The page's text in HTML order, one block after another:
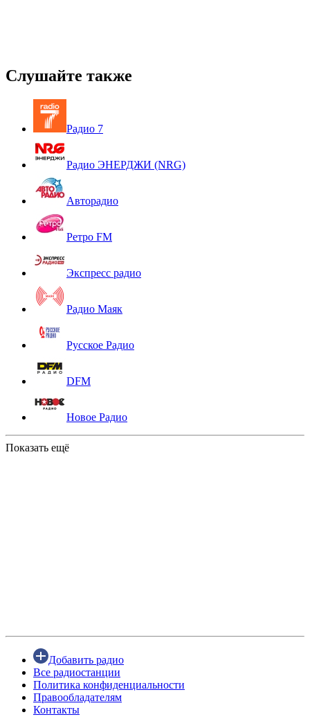
Слушайте также
Радио 7
Радио ЭНЕРДЖИ (NRG)
Авторадио
Ретро FM
Экспресс радио
Радио Маяк
Русское Радио
DFM
Новое Радио
Показать ещё
Добавить радио
Все радиостанции
Политика конфиденциальности
Правообладателям
Контакты